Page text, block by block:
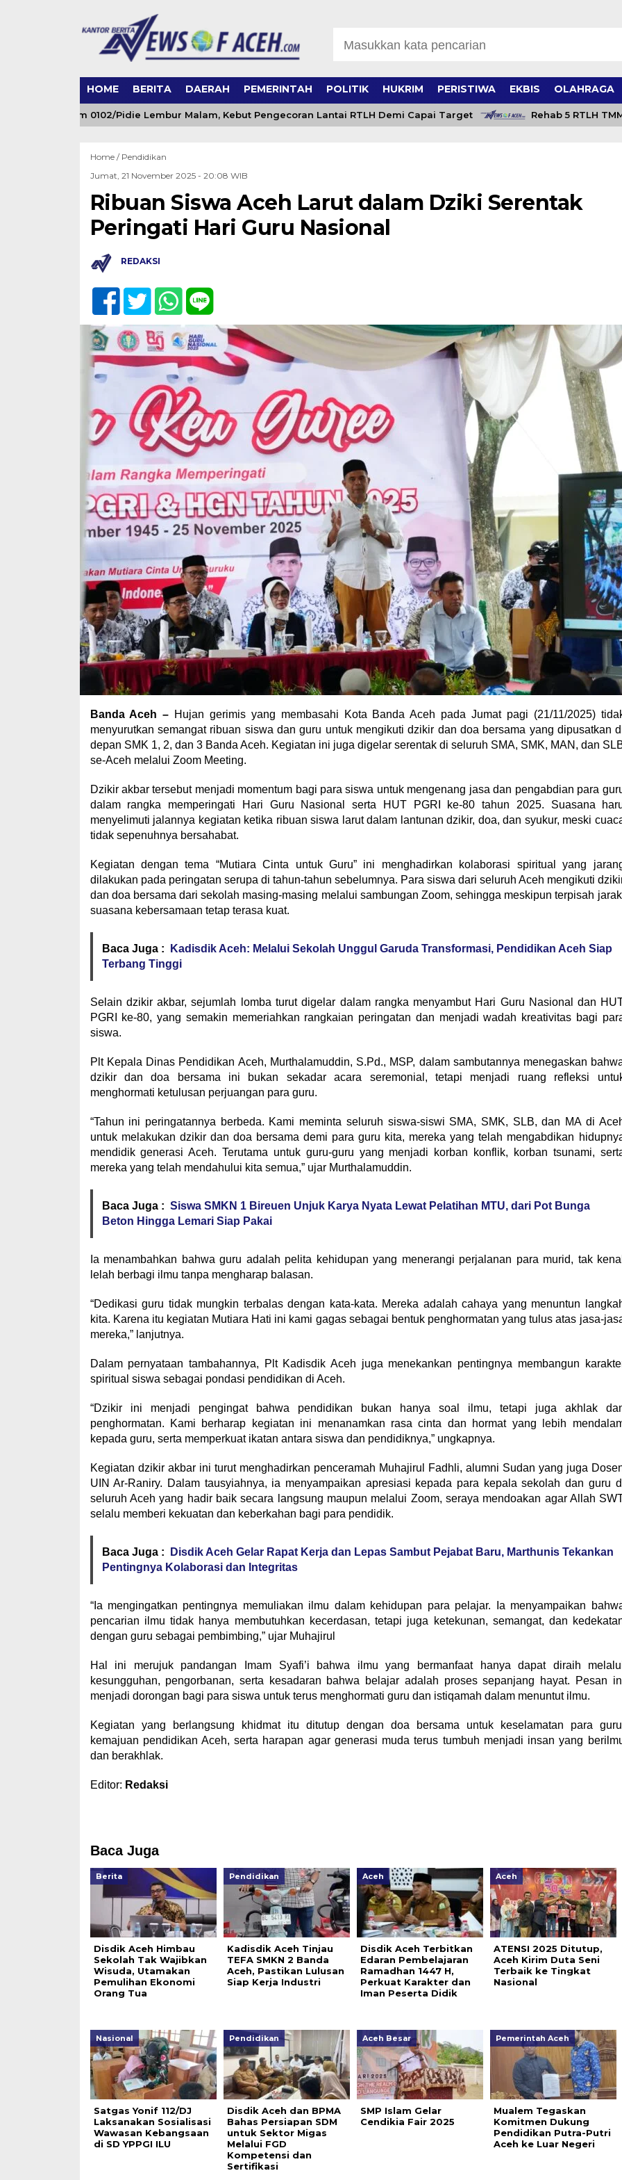
HOME BERITA DAERAH PEMERINTAH POLITIK HUKRIM PERISTIWA EKBIS OLAHRAGA
129 Kodim 0102/Pidie Lembur Malam, Kebut Pengecoran Lantai RTLH Demi Capai Target Rehab 5 RTLH TMMD
Home / Pendidikan
Jumat, 21 November 2025 - 20:08 WIB
Ribuan Siswa Aceh Larut dalam Dziki Serentak
Peringati Hari Guru Nasional
REDAKSI
Banda Aceh – Hujan gerimis yang membasahi Kota Banda Aceh pada Jumat pagi (21/11/2025)
menyurutkan semangat ribuan siswa dan guru untuk mengikuti dzikir dan doa bersama yang dipusatkan
depan SMK 1, 2, dan 3 Banda Aceh. Kegiatan ini juga digelar serentak di seluruh SMA, SMK, MAN, dan
se-Aceh melalui Zoom Meeting.
Dzikir akbar tersebut menjadi momentum bagi para siswa untuk mengenang jasa dan pengabdian para
dalam rangka memperingati Hari Guru Nasional serta HUT PGRI ke-80 tahun 2025. Suasana
menyelimuti jalannya kegiatan ketika ribuan siswa larut dalam lantunan dzikir, doa, dan syukur, meski
tidak sepenuhnya bersahabat.
Kegiatan dengan tema “Mutiara Cinta untuk Guru” ini menghadirkan kolaborasi spiritual yang
dilakukan pada peringatan serupa di tahun-tahun sebelumnya. Para siswa dari seluruh Aceh mengikuti
dan doa bersama dari sekolah masing-masing melalui sambungan Zoom, sehingga meskipun terpisah
suasana kebersamaan tetap terasa kuat.
Baca Juga :
Kadisdik Aceh: Melalui Sekolah Unggul Garuda Transformasi, Pendidikan Aceh Siap
Terbang Tinggi
Selain dzikir akbar, sejumlah lomba turut digelar dalam rangka menyambut Hari Guru Nasional dan
PGRI ke-80, yang semakin memeriahkan rangkaian peringatan dan menjadi wadah kreativitas bagi
siswa.
Plt Kepala Dinas Pendidikan Aceh, Murthalamuddin, S.Pd., MSP, dalam sambutannya menegaskan
dzikir dan doa bersama ini bukan sekadar acara seremonial, tetapi menjadi ruang refleksi
menghormati ketulusan perjuangan para guru.
“Tahun ini peringatannya berbeda. Kami meminta seluruh siswa-siswi SMA, SMK, SLB, dan MA di
untuk melakukan dzikir dan doa bersama demi para guru kita, mereka yang telah mengabdikan
mendidik generasi Aceh. Terutama untuk guru-guru yang menjadi korban konflik, korban tsunami,
mereka yang telah mendahului kita semua,” ujar Murthalamuddin.
Baca Juga : Siswa SMKN 1 Bireuen Unjuk Karya Nyata Lewat Pelatihan MTU, dari Pot Bunga
Beton Hingga Lemari Siap Pakai
Ia menambahkan bahwa guru adalah pelita kehidupan yang menerangi perjalanan para murid, tak kenal
lelah berbagi ilmu tanpa mengharap balasan.
“Dedikasi guru tidak mungkin terbalas dengan kata-kata. Mereka adalah cahaya yang menuntun
kita. Karena itu kegiatan Mutiara Hati ini kami gagas sebagai bentuk penghormatan yang tulus atas jasa-
mereka,” lanjutnya.
Dalam pernyataan tambahannya, Plt Kadisdik Aceh juga menekankan pentingnya membangun
spiritual siswa sebagai pondasi pendidikan di Aceh.
“Dzikir ini menjadi pengingat bahwa pendidikan bukan hanya soal ilmu, tetapi juga akhlak
penghormatan. Kami berharap kegiatan ini menanamkan rasa cinta dan hormat yang lebih
kepada guru, serta memperkuat ikatan antara siswa dan pendidiknya,” ungkapnya.
Kegiatan dzikir akbar ini turut menghadirkan penceramah Muhajirul Fadhli, alumni Sudan yang juga
UIN Ar-Raniry. Dalam tausyiahnya, ia menyampaikan apresiasi kepada para kepala sekolah dan guru
seluruh Aceh yang hadir baik secara langsung maupun melalui Zoom, seraya mendoakan agar Allah
selalu memberi kekuatan dan keberkahan bagi para pendidik.
Baca Juga :
Disdik Aceh Gelar Rapat Kerja dan Lepas Sambut Pejabat Baru, Marthunis Tekankan
Pentingnya Kolaborasi dan Integritas
“Ia mengingatkan pentingnya memuliakan ilmu dalam kehidupan para pelajar. Ia menyampaikan
pencarian ilmu tidak hanya membutuhkan kecerdasan, tetapi juga ketekunan, semangat, dan
dengan guru sebagai pembimbing,” ujar Muhajirul
Hal ini merujuk pandangan Imam Syafi’i bahwa ilmu yang bermanfaat hanya dapat diraih
kesungguhan, pengorbanan, serta kesadaran bahwa belajar adalah proses sepanjang hayat. Pesan
menjadi dorongan bagi para siswa untuk terus menghormati guru dan istiqamah dalam menuntut ilmu.
Kegiatan yang berlangsung khidmat itu ditutup dengan doa bersama untuk keselamatan para
kemajuan pendidikan Aceh, serta harapan agar generasi muda terus tumbuh menjadi insan yang
dan berakhlak.
Editor: Redaksi
Baca Juga
Berita
Disdik Aceh Himbau
Sekolah Tak Wajibkan
Wisuda, Utamakan
Pemulihan Ekonomi
Orang Tua
Pendidikan
Kadisdik Aceh Tinjau
TEFA SMKN 2 Banda
Aceh, Pastikan Lulusan
Siap Kerja Industri
Aceh
Disdik Aceh Terbitkan
Edaran Pembelajaran
Ramadhan 1447 H,
Perkuat Karakter dan
Iman Peserta Didik
Aceh
ATENSI 2025 Ditutup,
Aceh Kirim Duta Seni
Terbaik ke Tingkat
Nasional
Nasional
Satgas Yonif 112/DJ
Laksanakan Sosialisasi
Wawasan Kebangsaan
di SD YPPGI ILU
Pendidikan
Disdik Aceh dan BPMA
Bahas Persiapan SDM
untuk Sektor Migas
Melalui FGD
Kompetensi dan
Sertifikasi
Aceh Besar
SMP Islam Gelar
Cendikia Fair 2025
Pemerintah Aceh
Mualem Tegaskan
Komitmen Dukung
Pendidikan Putra-Putri
Aceh ke Luar Negeri